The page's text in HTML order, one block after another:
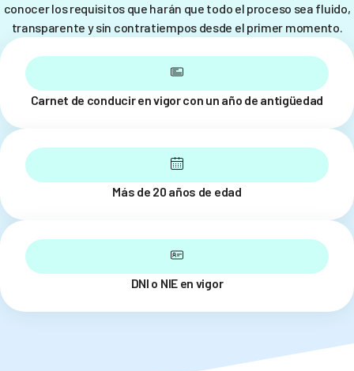
conocer los requisitos que harán que todo el proceso sea fluido,
transparente y sin contratiempos desde el primer momento.
Carnet de conducir en vigor con un año de antigüedad
Más de 20 años de edad
DNI o NIE en vigor